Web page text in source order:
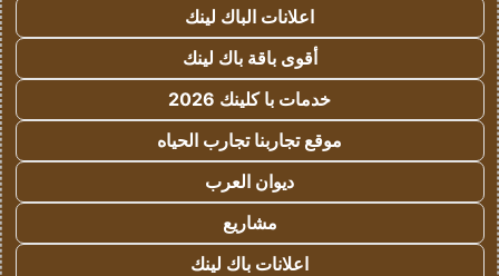
اعلانات الباك لينك
أقوى باقة باك لينك
خدمات با كلينك 2026
موقع تجاربنا تجارب الحياه
ديوان العرب
مشاريع
اعلانات باك لينك